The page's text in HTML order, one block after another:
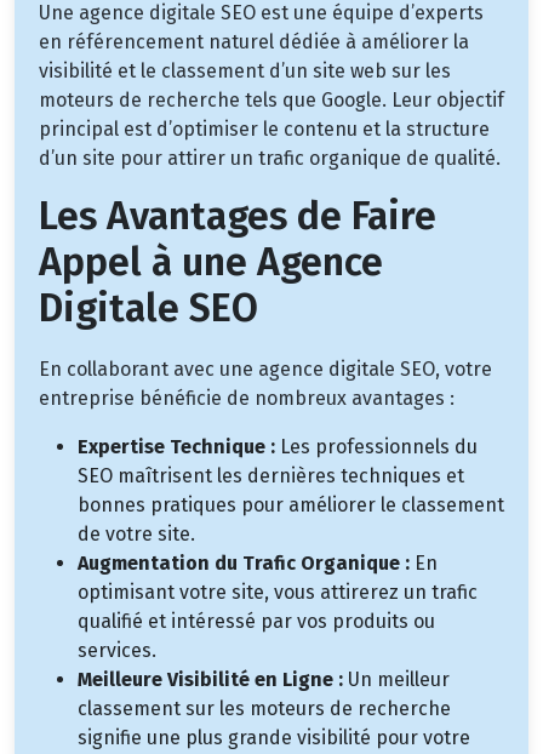
Une agence digitale SEO est une équipe d’experts
en référencement naturel dédiée à améliorer la
visibilité et le classement d’un site web sur les
moteurs de recherche tels que Google. Leur objectif
principal est d’optimiser le contenu et la structure
d’un site pour attirer un trafic organique de qualité.
Les Avantages de Faire
Appel à une Agence
Digitale SEO
En collaborant avec une agence digitale SEO, votre
entreprise bénéficie de nombreux avantages :
Expertise Technique : Les professionnels du
SEO maîtrisent les dernières techniques et
bonnes pratiques pour améliorer le classement
de votre site.
Augmentation du Trafic Organique : En
optimisant votre site, vous attirerez un trafic
qualifié et intéressé par vos produits ou
services.
Meilleure Visibilité en Ligne : Un meilleur
classement sur les moteurs de recherche
signifie une plus grande visibilité pour votre